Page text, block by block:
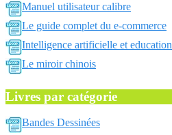
Manuel utilisateur calibre
Le guide complet du e-commerce
Intelligence artificielle et education
Le miroir chinois
Livres par catégorie
Bandes Dessinées